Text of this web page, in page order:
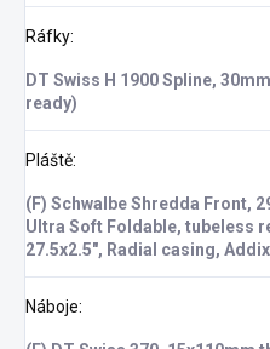
Ráfky:
DT Swiss H 1900 Spline,
ready)
Pláště:
(F) Schwalbe Shredda Front,
Ultra Soft Foldable, tubeless
27.5x2.5", Radial casing,
Náboje: